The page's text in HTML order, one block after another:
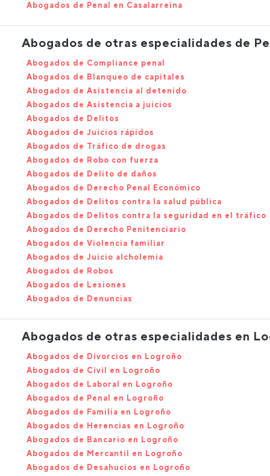
Abogados de Penal en Casalarreina
Abogados de otras especialidades de
Abogados de Compliance penal
Abogados de Blanqueo de capitales
Abogados de Asistencia al detenido
Abogados de Asistencia a juicios
Abogados de Delitos
Abogados de Juicios rápidos
Abogados de Tráfico de drogas
Abogados de Robo con fuerza
Abogados de Delito de daños
Abogados de Derecho Penal Económico
Abogados de Delitos contra la salud pública
Abogados de Delitos contra la seguridad en el tráfico
Abogados de Derecho Penitenciario
Abogados de Violencia familiar
Abogados de Juicio alcholemia
Abogados de Robos
Abogados de Lesiones
Abogados de Denuncias
Abogados de otras especialidades en
Abogados de Divorcios en Logroño
Abogados de Civil en Logroño
Abogados de Laboral en Logroño
Abogados de Penal en Logroño
Abogados de Familia en Logroño
Abogados de Herencias en Logroño
Abogados de Bancario en Logroño
Abogados de Mercantil en Logroño
Abogados de Desahucios en Logroño